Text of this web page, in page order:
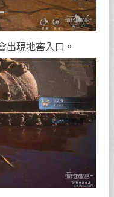
出現地窖入口。